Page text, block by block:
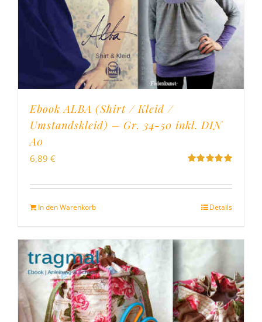
Ebook ALBA (Shirt / Kleid /
Umstandskleid) – Gr. 34-50 inkl. DIN
A0
5
6,89 €
In den Warenkorb Details